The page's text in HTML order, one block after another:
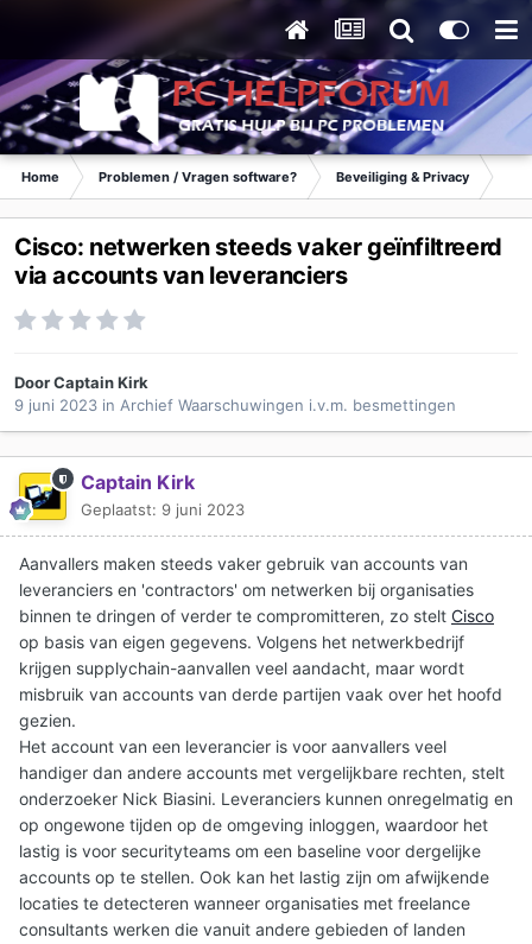
Home Problemen / Vragen software? Beveiliging & Privacy
Cisco: netwerken steeds vaker geïnfiltreerd
via accounts van leveranciers
DoorCaptain Kirk
9 juni 2023 in Archief Waarschuwingen i.v.m. besmettingen
Captain Kirk
Geplaatst: 9 juni 2023
Aanvallers maken steeds vaker gebruik van accounts van
leveranciers en 'contractors' om netwerken bij organisaties
binnen te dringen of verder te compromitteren, zo stelt Cisco
op basis van eigen gegevens. Volgens het netwerkbedrijf
krijgen supplychain-aanvallen veel aandacht, maar wordt
misbruik van accounts van derde partijen vaak over het hoofd
gezien.
Het account van een leverancier is voor aanvallers veel
handiger dan andere accounts met vergelijkbare rechten, stelt
onderzoeker Nick Biasini. Leveranciers kunnen onregelmatig en
op ongewone tijden op de omgeving inloggen, waardoor het
lastig is voor securityteams om een baseline voor dergelijke
accounts op te stellen. Ook kan het lastig zijn om afwijkende
locaties te detecteren wanneer organisaties met freelance
consultants werken die vanuit andere gebieden of landen